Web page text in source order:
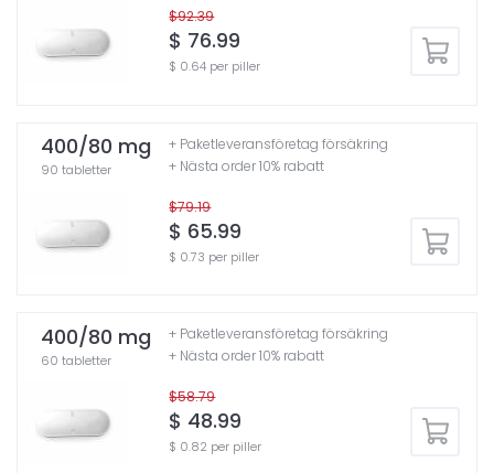
$92.39
$ 76.99
$ 0.64 per piller
400/80 mg
90 tabletter
$79.19
$ 65.99
$ 0.73 per piller
+ Paketleveransföretag försäkring
+ Nästa order 10% rabatt
400/80 mg
60 tabletter
$58.79
$ 48.99
$ 0.82 per piller
+ Paketleveransföretag försäkring
+ Nästa order 10% rabatt